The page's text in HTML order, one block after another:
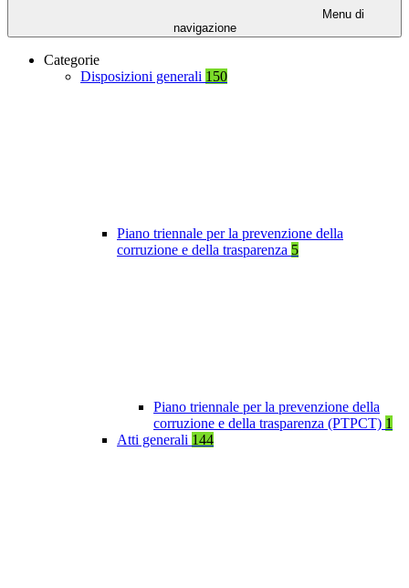
Menu di
navigazione
Categorie
Disposizioni generali 150
Piano triennale per la prevenzione della
corruzione e della trasparenza 5
Piano triennale per la prevenzione della
corruzione e della trasparenza (PTPCT) 1
Atti generali 144